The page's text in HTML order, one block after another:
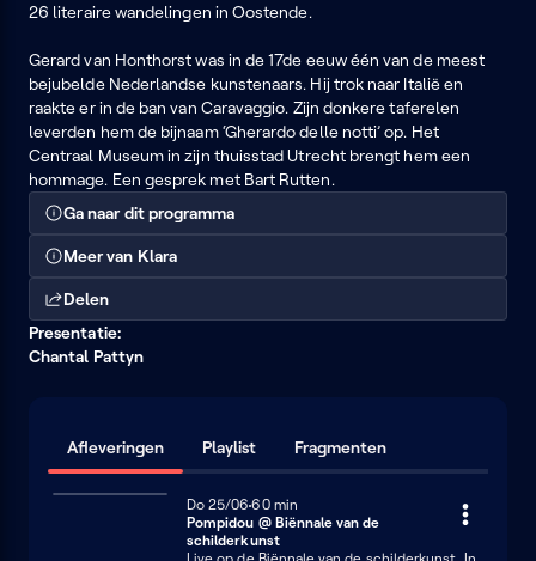
26 literaire wandelingen in Oostende.
Gerard van Honthorst was in de 17de eeuw één van de meest
bejubelde Nederlandse kunstenaars. Hij trok naar Italië en
raakte er in de ban van Caravaggio. Zijn donkere taferelen
leverden hem de bijnaam ‘Gherardo delle notti’ op. Het
Centraal Museum in zijn thuisstad Utrecht brengt hem een
hommage. Een gesprek met Bart Rutten.
Ga naar dit programma
Meer van Klara
Delen
Presentatie:
Chantal Pattyn
Afleveringen Playlist Fragmenten
Donderdag 25 juni
Do 25/0660 minuten
60 min
Pompidou @ Biënnale van de
schilderkunst